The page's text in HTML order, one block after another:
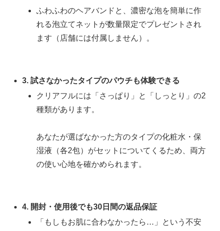
ふわふわのヘアバンドと、濃密な泡を簡単に作
れる泡立てネットが数量限定でプレゼントされ
ます（店舗には付属しません）。
3. 試さなかったタイプのパウチも体験できる
クリアフルには「さっぱり」と「しっとり」の2
種類があります。
あなたが選ばなかった方のタイプの化粧水・保
湿液（各2包）がセットについてくるため、両方
の使い心地を確かめられます。
4. 開封・使用後でも30日間の返品保証
「もしもお肌に合わなかったら…」という不安